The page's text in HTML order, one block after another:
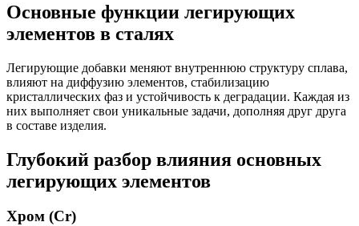
Основные функции легирующих
элементов в сталях
Легирующие добавки меняют внутреннюю структуру сплава,
влияют на диффузию элементов, стабилизацию
кристаллических фаз и устойчивость к деградации. Каждая из
них выполняет свои уникальные задачи, дополняя друг друга
в составе изделия.
Глубокий разбор влияния основных
легирующих элементов
Хром (Cr)